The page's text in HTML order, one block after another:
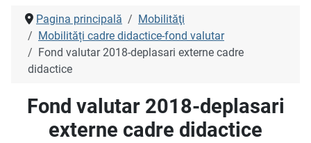
Pagina principală
Mobilităţi
Mobilități cadre didactice-fond valutar
Fond valutar 2018-deplasari externe cadre
didactice
Fond valutar 2018-deplasari
externe cadre didactice